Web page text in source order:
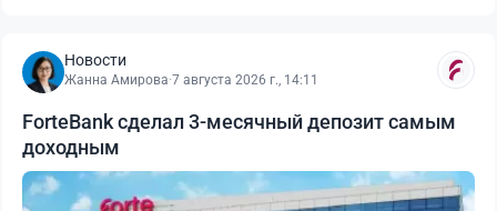
Новости
Жанна Амирова·7 августа 2026 г., 14:11
ForteBank сделал 3-месячный депозит самым
доходным